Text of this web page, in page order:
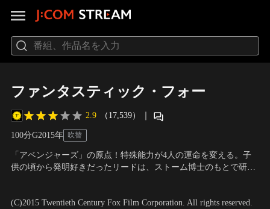
ファンタスティック・フォー
2.9 （17,539） ｜
100分G2015年 吹替
「アベンジャーズ」の原点！特殊能力が4人の運命を変える。子
供の頃から発明好きだったリードは、ストーム博士のもとで研究
能力を身につけてしまう。その能力に葛藤する4人の前に、最強
(C)2015 Twentieth Century Fox Film Corporation. All rights reserved.